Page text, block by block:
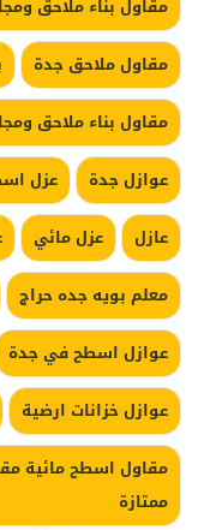
مقاول بناء ملاحق
مقاول ملاحق جدة
مقاول بناء ملاحق
عوازل جدة
عزل
عازل
عزل مائي
معلم بويه جده حراج
عوازل اسطح في جدة
عوازل خزانات ارضية
مقاول اسطح مائية
ممتازة